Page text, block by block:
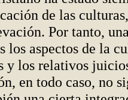
de las
Por tanto,
los aspectos de la
y los relativos
en todo caso, no